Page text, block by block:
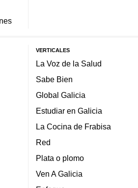
VERTICALES
La Voz de la Salud
Sabe Bien
Global Galicia
Estudiar en Galicia
La Cocina de Frabisa
Red
Plata o plomo
Ven A Galicia